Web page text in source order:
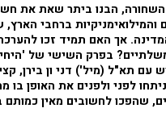
הבנו ביתר שאת את
והמילואימניקיות ברחבי
אך האם תמיד זכו
בפרק השישי של
עם תא"ל (מיל') דני ון בירן,
לפני ולפנים את האופן בו
שהפכו לחשובים מאין